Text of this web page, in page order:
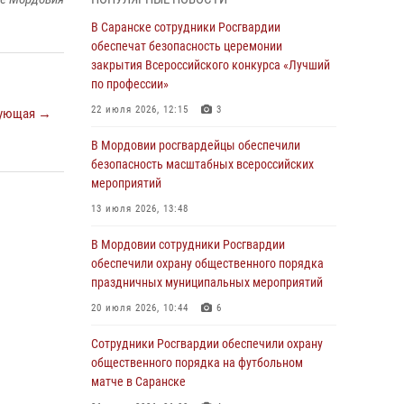
→
В Мордовии руководство и личный состав
Росгвардии приняли участие в празднествах,
посвящённых 25-летию канонизации Фёдора
Ушакова
06 августа 2026, 08:14
В Саранске сотрудники Росгвардии
задержали дебошира, повредившего
имущество в кафе
06 августа 2026, 07:03
В Саранске по обращению жителей
правоохранители отреагировали
незамедлительно
05 августа 2026, 15:04
В Саранске сотрудники Росгвардии
задержали мужчину, подозреваемого в
причинении телесных повреждений супруге
В Саранске сотрудники Росгвардии
обеспечат безопасность церемонии
закрытия Всероссийского конкурса «Лучший
по профессии»
22 июля 2026, 12:15 3
В Мордовии росгвардейцы обеспечили
безопасность масштабных всероссийских
мероприятий
13 июля 2026, 13:48
В Мордовии сотрудники Росгвардии
обеспечили охрану общественного порядка
праздничных муниципальных мероприятий
20 июля 2026, 10:44 6
Сотрудники Росгвардии обеспечили охрану
общественного порядка на футбольном
матче в Саранске